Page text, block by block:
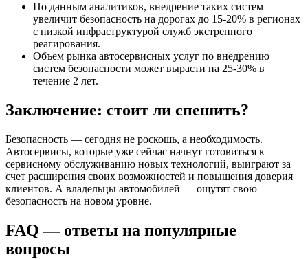
По данным аналитиков, внедрение таких систем
увеличит безопасность на дорогах до 15-20% в регионах
с низкой инфраструктурой служб экстренного
реагирования.
Объем рынка автосервисных услуг по внедрению
систем безопасности может вырасти на 25-30% в
течение 2 лет.
Заключение: стоит ли спешить?
Безопасность — сегодня не роскошь, а необходимость.
Автосервисы, которые уже сейчас начнут готовиться к
сервисному обслуживанию новых технологий, выиграют за
счет расширения своих возможностей и повышения доверия
клиентов. А владельцы автомобилей — ощутят свою
безопасность на новом уровне.
FAQ — ответы на популярные
вопросы